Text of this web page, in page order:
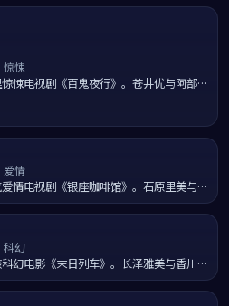
惊悚
悚电视剧《百鬼夜行》。苍井优与阿部宽
爱情
情电视剧《银座咖啡馆》。石原里美与松
日向大辅执导，在镰仓海岸的浪漫光影中
科幻
幻电影《末日列车》。长泽雅美与香川照
，面对人工智能、克隆与人类伦理的多重